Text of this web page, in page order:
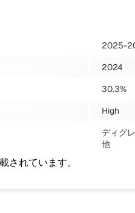
2025-
2024
30.3%
High
ディグ
他
されています。